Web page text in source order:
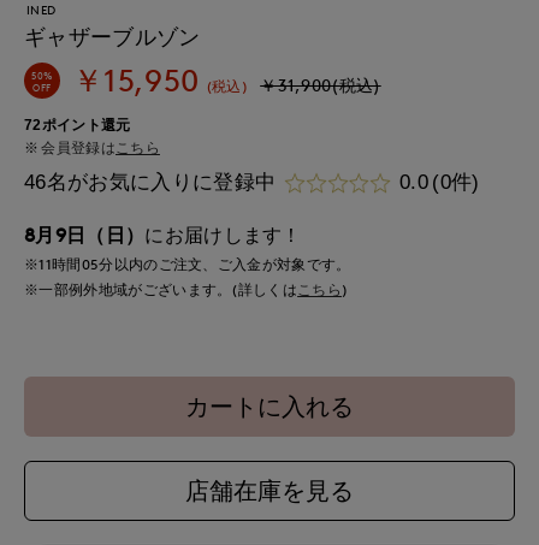
INED
ギャザーブルゾン
50%
OFF
￥15,950 (税込) ￥31,900(税込)
72ポイント還元
会員登録は こちら
46名がお気に入りに登録中 0.0 (0件)
8月9日（日） にお届けします！
※11時間05分以内のご注文、ご入金が対象です。
※一部例外地域がございます。(詳しくはこちら )
カートに入れる
店舗在庫を見る